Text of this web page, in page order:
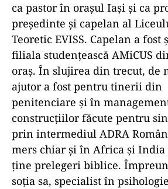
ca pastor în orașul Iași și ca
președinte și capelan al
Teoretic EVISS. Capelan a fost
filiala studențească AMiCUS
oraș. În slujirea din trecut, de
ajutor a fost pentru tinerii din
penitenciare și în
construcțiilor făcute pentru
prin intermediul ADRA
mers chiar și în Africa și India
ține prelegeri biblice.
soția sa, specialist în